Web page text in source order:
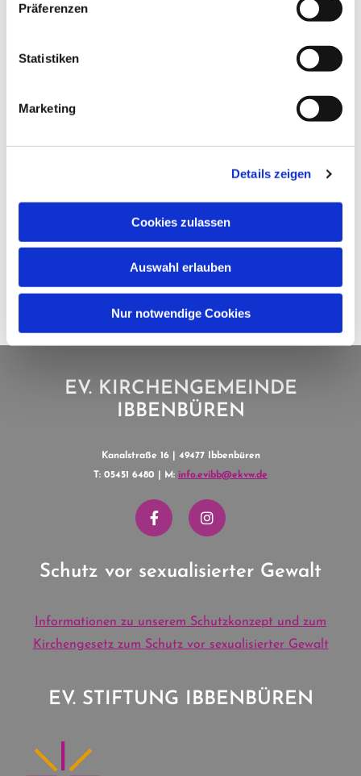
Präferenzen
Statistiken
Marketing
Details zeigen
Cookies zulassen
Auswahl erlauben
Nur notwendige Cookies
EV. KIRCHENGEMEINDE
IBBENBÜREN
Kanalstraße 16 | 49477 Ibbenbüren
T: 05451 6480 | M: info.evibb@ekvw.de
Schutz vor sexualisierter Gewalt
Informationen zu unserem Schutzkonzept und zum
Kirchengesetz zum Schutz vor sexualisierter Gewalt
EV. STIFTUNG IBBENBÜREN